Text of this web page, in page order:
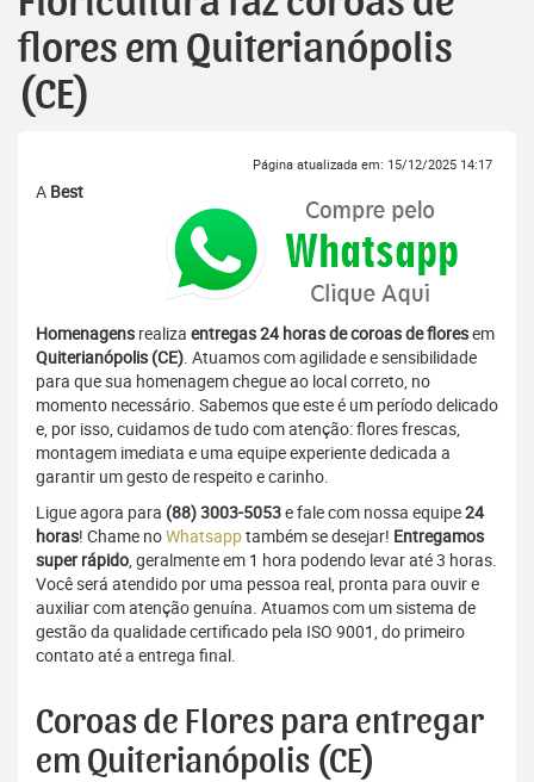
flores em Quiterianópolis
(CE)
Página atualizada em: 15/12/2025 14:17
A Best
Homenagens realiza entregas 24 horas de coroas de floresem
Quiterianópolis (CE). Atuamos com agilidade e sensibilidade
para que sua homenagem chegue ao local correto, no
momento necessário. Sabemos que este é um período delicado
e, por isso, cuidamos de tudo com atenção: flores frescas,
montagem imediata e uma equipe experiente dedicada a
garantir um gesto de respeito e carinho.
Ligue agora para (88) 3003-5053e fale com nossa equipe24
horas! Chame noWhatsapptambém se desejar! Entregamos
super rápido, geralmente em 1 hora podendo levar até 3 horas.
Você será atendido por uma pessoa real, pronta para ouvir e
auxiliar com atenção genuína. Atuamos com um sistema de
gestão da qualidade certificado pela ISO 9001, do primeiro
contato até a entrega final.
Coroas de Flores para entregar
em Quiterianópolis (CE)